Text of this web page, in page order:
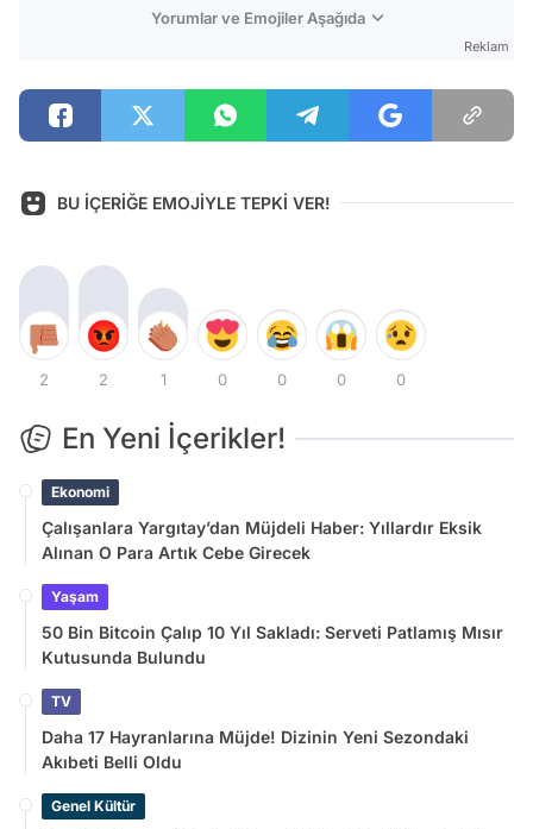
Yorumlar ve Emojiler Aşağıda
Reklam
BU İÇERİĞE EMOJİYLE TEPKİ VER!
2 2 1 0 0 0 0
En Yeni İçerikler!
Ekonomi
Çalışanlara Yargıtay’dan Müjdeli Haber: Yıllardır Eksik
Alınan O Para Artık Cebe Girecek
Yaşam
50 Bin Bitcoin Çalıp 10 Yıl Sakladı: Serveti Patlamış Mısır
Kutusunda Bulundu
TV
Daha 17 Hayranlarına Müjde! Dizinin Yeni Sezondaki
Akıbeti Belli Oldu
Genel Kültür